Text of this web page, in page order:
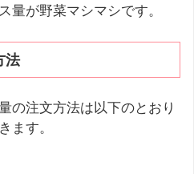
量が野菜マシマシです。
法
の注文方法は以下のとおり
ます。